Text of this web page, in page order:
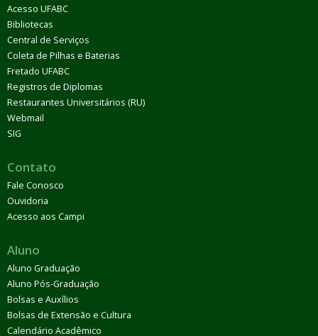
Acesso UFABC
Bibliotecas
Central de Serviços
Coleta de Pilhas e Baterias
Fretado UFABC
Registros de Diplomas
Restaurantes Universitários (RU)
Webmail
SIG
Contato
Fale Conosco
Ouvidoria
Acesso aos Campi
Aluno
Aluno Graduação
Aluno Pós-Graduação
Bolsas e Auxílios
Bolsas de Extensão e Cultura
Calendário Acadêmico